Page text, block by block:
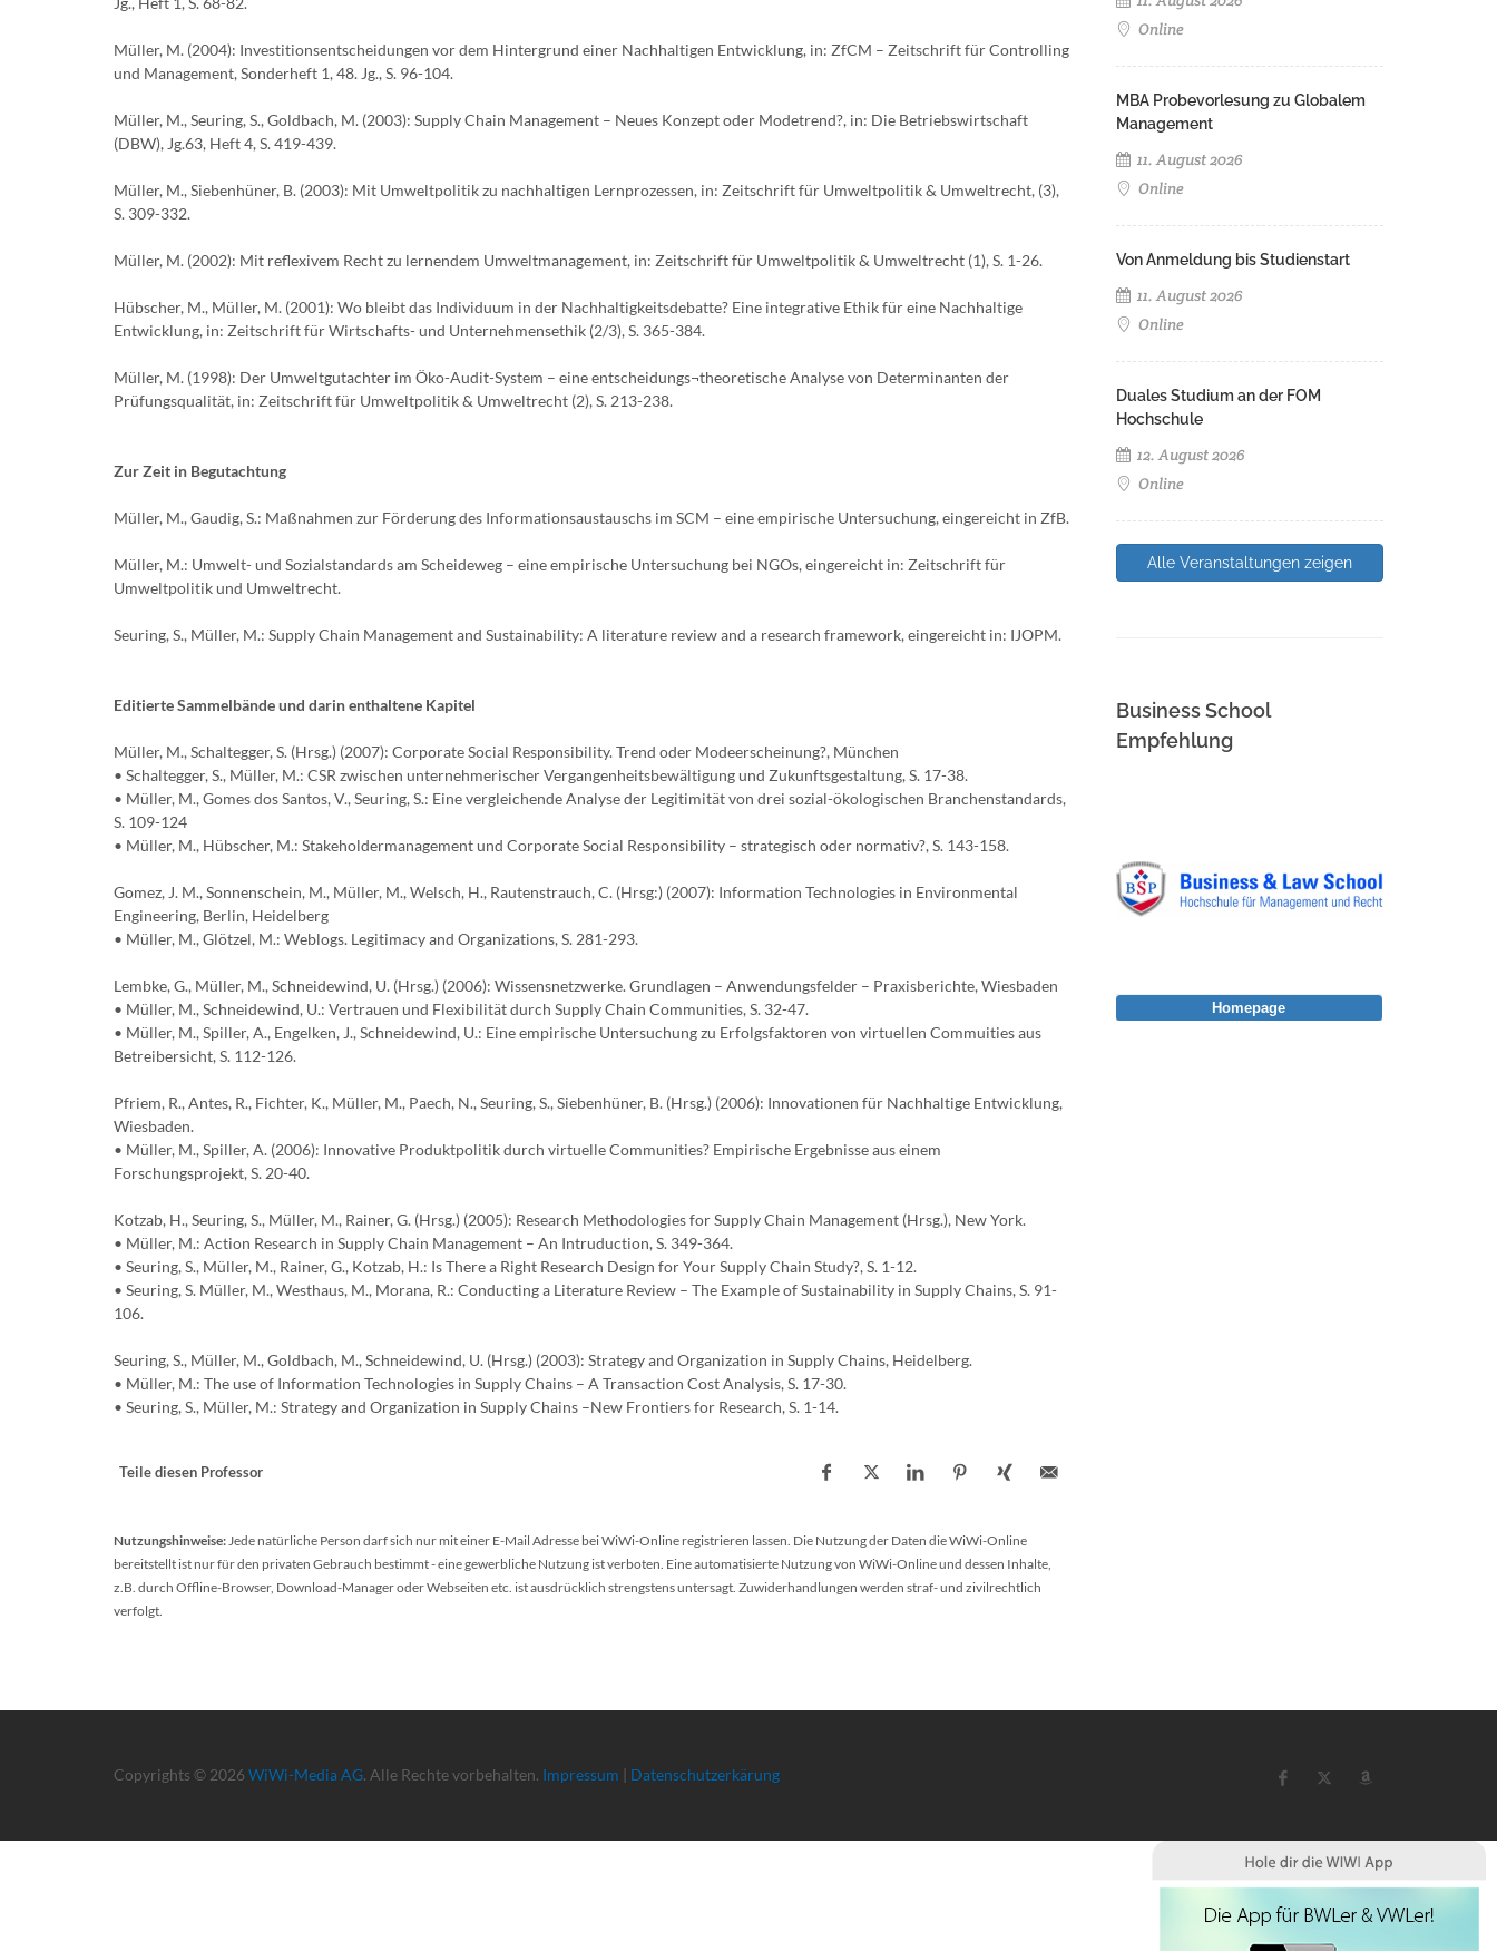
Müller, M. (2004): Investitionsentscheidungen vor dem Hintergrund einer Nachhaltigen Entwicklung, in: ZfCM – Zeitschrift für Controlling
und Management, Sonderheft 1, 48. Jg., S. 96-104.
Müller, M., Seuring, S., Goldbach, M. (2003): Supply Chain Management – Neues Konzept oder Modetrend?, in: Die Betriebswirtschaft
(DBW), Jg.63, Heft 4, S. 419-439.
Müller, M., Siebenhüner, B. (2003): Mit Umweltpolitik zu nachhaltigen Lernprozessen, in: Zeitschrift für Umweltpolitik & Umweltrecht, (3),
S. 309-332.
Müller, M. (2002): Mit reflexivem Recht zu lernendem Umweltmanagement, in: Zeitschrift für Umweltpolitik & Umweltrecht (1), S. 1-26.
Hübscher, M., Müller, M. (2001): Wo bleibt das Individuum in der Nachhaltigkeitsdebatte? Eine integrative Ethik für eine Nachhaltige
Entwicklung, in: Zeitschrift für Wirtschafts- und Unternehmensethik (2/3), S. 365-384.
Müller, M. (1998): Der Umweltgutachter im Öko-Audit-System – eine entscheidungs¬theoretische Analyse von Determinanten der
Prüfungsqualität, in: Zeitschrift für Umweltpolitik & Umweltrecht (2), S. 213-238.
Zur Zeit in Begutachtung
Müller, M., Gaudig, S.: Maßnahmen zur Förderung des Informationsaustauschs im SCM – eine empirische Untersuchung, eingereicht in ZfB.
Müller, M.: Umwelt- und Sozialstandards am Scheideweg – eine empirische Untersuchung bei NGOs, eingereicht in: Zeitschrift für
Umweltpolitik und Umweltrecht.
Seuring, S., Müller, M.: Supply Chain Management and Sustainability: A literature review and a research framework, eingereicht in: IJOPM.
Editierte Sammelbände und darin enthaltene Kapitel
Müller, M., Schaltegger, S. (Hrsg.) (2007): Corporate Social Responsibility. Trend oder Modeerscheinung?, München
• Schaltegger, S., Müller, M.: CSR zwischen unternehmerischer Vergangenheitsbewältigung und Zukunftsgestaltung, S. 17-38.
• Müller, M., Gomes dos Santos, V., Seuring, S.: Eine vergleichende Analyse der Legitimität von drei sozial-ökologischen Branchenstandards,
S. 109-124
• Müller, M., Hübscher, M.: Stakeholdermanagement und Corporate Social Responsibility – strategisch oder normativ?, S. 143-158.
Gomez, J. M., Sonnenschein, M., Müller, M., Welsch, H., Rautenstrauch, C. (Hrsg:) (2007): Information Technologies in Environmental
Engineering, Berlin, Heidelberg
• Müller, M., Glötzel, M.: Weblogs. Legitimacy and Organizations, S. 281-293.
Lembke, G., Müller, M., Schneidewind, U. (Hrsg.) (2006): Wissensnetzwerke. Grundlagen – Anwendungsfelder – Praxisberichte, Wiesbaden
• Müller, M., Schneidewind, U.: Vertrauen und Flexibilität durch Supply Chain Communities, S. 32-47.
• Müller, M., Spiller, A., Engelken, J., Schneidewind, U.: Eine empirische Untersuchung zu Erfolgsfaktoren von virtuellen Commuities aus
Betreibersicht, S. 112-126.
Pfriem, R., Antes, R., Fichter, K., Müller, M., Paech, N., Seuring, S., Siebenhüner, B. (Hrsg.) (2006): Innovationen für Nachhaltige Entwicklung,
Wiesbaden.
• Müller, M., Spiller, A. (2006): Innovative Produktpolitik durch virtuelle Communities? Empirische Ergebnisse aus einem
Forschungsprojekt, S. 20-40.
Kotzab, H., Seuring, S., Müller, M., Rainer, G. (Hrsg.) (2005): Research Methodologies for Supply Chain Management (Hrsg.), New York.
• Müller, M.: Action Research in Supply Chain Management – An Intruduction, S. 349-364.
• Seuring, S., Müller, M., Rainer, G., Kotzab, H.: Is There a Right Research Design for Your Supply Chain Study?, S. 1-12.
• Seuring, S. Müller, M., Westhaus, M., Morana, R.: Conducting a Literature Review – The Example of Sustainability in Supply Chains, S. 91-
106.
Seuring, S., Müller, M., Goldbach, M., Schneidewind, U. (Hrsg.) (2003): Strategy and Organization in Supply Chains, Heidelberg.
• Müller, M.: The use of Information Technologies in Supply Chains – A Transaction Cost Analysis, S. 17-30.
• Seuring, S., Müller, M.: Strategy and Organization in Supply Chains –New Frontiers for Research, S. 1-14.
Teile diesen Professor
Nutzungshinweise:Jede natürliche Person darf sich nur mit einer E-Mail Adresse bei WiWi-Online registrieren lassen. Die Nutzung der Daten die WiWi-Online
bereitstellt ist nur für den privaten Gebrauch bestimmt - eine gewerbliche Nutzung ist verboten. Eine automatisierte Nutzung von WiWi-Online und dessen Inhalte,
z.B. durch Offline-Browser, Download-Manager oder Webseiten etc. ist ausdrücklich strengstens untersagt. Zuwiderhandlungen werden straf- und zivilrechtlich
verfolgt.
Online
MBA Probevorlesung zu Globalem
Management
11. August 2026
Online
Von Anmeldung bis Studienstart
11. August 2026
Online
Duales Studium an der FOM
Hochschule
12. August 2026
Online
Alle Veranstaltungen zeigen
Business School
Empfehlung
Copyrights © 2026 WiWi-Media AG. Alle Rechte vorbehalten. Impressum | Datenschutzerkärung
Homepage